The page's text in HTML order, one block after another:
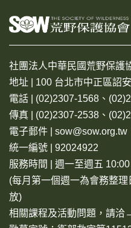
社團法人中華民國荒野保護
地址 | 100 台北市中正區詔
電話 | (02)2307-1568、
傳真 | (02)2307-2538、
電子郵件 | sow@sow.org.tw
統一編號 | 92024922
服務時間 | 週一至週五
(每月第一個週一為會務整
放)
相關課程及活動問題，請洽